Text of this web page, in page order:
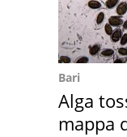
Bari
Alga
mappa